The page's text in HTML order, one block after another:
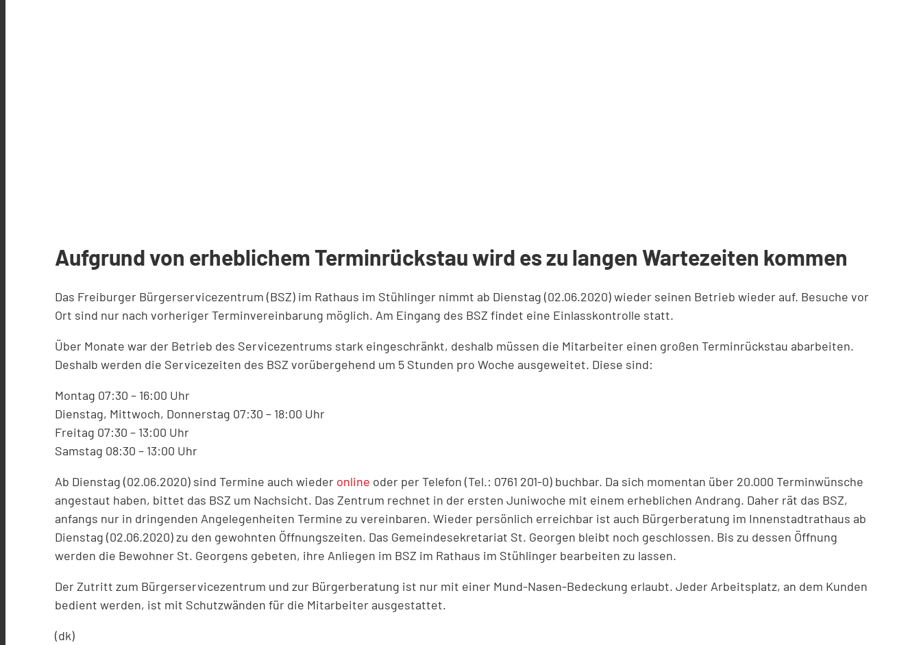
Aufgrund von erheblichem Terminrückstau wird es zu langen Wartezeiten kommen
Das Freiburger Bürgerservicezentrum (BSZ) im Rathaus im Stühlinger nimmt ab Dienstag (02.06.2020) wieder seinen Betrieb wieder auf. Besuche vor
Ort sind nur nach vorheriger Terminvereinbarung möglich. Am Eingang des BSZ findet eine Einlasskontrolle statt.
Über Monate war der Betrieb des Servicezentrums stark eingeschränkt, deshalb müssen die Mitarbeiter einen großen Terminrückstau abarbeiten.
Deshalb werden die Servicezeiten des BSZ vorübergehend um 5 Stunden pro Woche ausgeweitet. Diese sind:
Montag 07:30 – 16:00 Uhr
Dienstag, Mittwoch, Donnerstag 07:30 – 18:00 Uhr
Freitag 07:30 – 13:00 Uhr
Samstag 08:30 – 13:00 Uhr
Ab Dienstag (02.06.2020) sind Termine auch wieder online oder per Telefon (Tel.: 0761 201-0) buchbar. Da sich momentan über 20.000 Terminwünsche
angestaut haben, bittet das BSZ um Nachsicht. Das Zentrum rechnet in der ersten Juniwoche mit einem erheblichen Andrang. Daher rät das BSZ,
anfangs nur in dringenden Angelegenheiten Termine zu vereinbaren. Wieder persönlich erreichbar ist auch Bürgerberatung im Innenstadtrathaus ab
Dienstag (02.06.2020) zu den gewohnten Öffnungszeiten. Das Gemeindesekretariat St. Georgen bleibt noch geschlossen. Bis zu dessen Öffnung
werden die Bewohner St. Georgens gebeten, ihre Anliegen im BSZ im Rathaus im Stühlinger bearbeiten zu lassen.
Der Zutritt zum Bürgerservicezentrum und zur Bürgerberatung ist nur mit einer Mund-Nasen-Bedeckung erlaubt. Jeder Arbeitsplatz, an dem Kunden
bedient werden, ist mit Schutzwänden für die Mitarbeiter ausgestattet.
(dk)